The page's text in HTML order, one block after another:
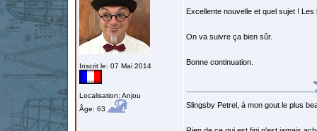
Inscrit le: 07 Mai 2014
Localisation: Anjou
Âge: 63
Excellente nouvelle et quel sujet !
On va suivre ça bien sûr.
Bonne continuation.
Slingsby Petrel, à mon gout le plus